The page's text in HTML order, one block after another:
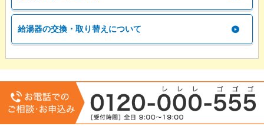
給湯器の交換・取り替えについて